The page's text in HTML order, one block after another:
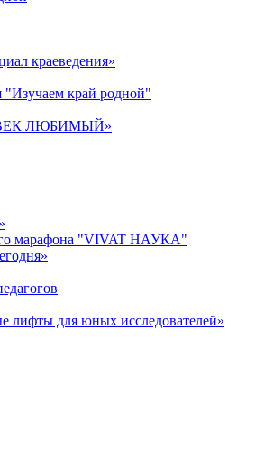
краеведения»
"Изучаем край родной"
ЛЮБИМЫЙ»
марафона "VIVAT НАУКА"
лифты для юных исследователей»